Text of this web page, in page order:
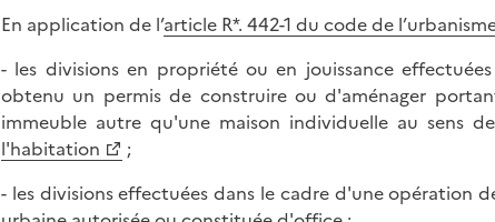
En application de l’article R*. 442-1 du code de
- les divisions en propriété ou en jouissance
obtenu un permis de construire ou d'aménager
immeuble autre qu'une maison individuelle au sens
l'habitation
;
- les divisions effectuées dans le cadre d'une opération